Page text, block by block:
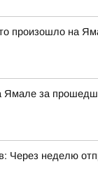
произошло на
за
Через неделю